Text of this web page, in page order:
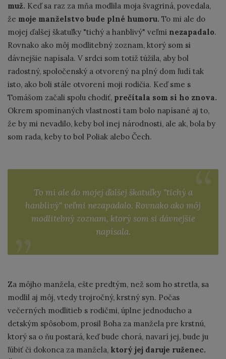
muž. Keď sa raz za mňa modlila moja švagriná, povedala,
že moje manželstvo bude plné humoru. To mi ale do
mojej ďalšej škatuľky "tichý a hanblivý" veľmi nezapadalo.
Rovnako ako môj modlitebný zoznam, ktorý som si
dávnejšie napísala. V srdci som totiž túžila, aby bol
radostný, spoločenský a otvorený na plný dom ľudí tak
isto, ako boli stále otvorení moji rodičia. Keď sme s
Tomášom začali spolu chodiť, prečítala som si ho znova.
Okrem spomínaných vlastností tam bolo napísané aj to,
že by mi nevadilo, keby bol inej národnosti, ale ak, bola by
som rada, keby to bol Poliak alebo Čech.
To mi ale do mojej ďalšej škatuľky "tichý a
hanblivý" veľmi nezapadalo. Rovnako ako môj
modlitebný zoznam, ktorý som si dávnejšie
napísala.
Za môjho manžela, ešte predtým, než som ho stretla, sa
modlil aj môj, vtedy trojročný, krstný syn. Počas
večerných modlitieb s rodičmi, úplne jednoducho a
detským spôsobom, prosil Boha za manžela pre krstnú,
ktorý sa o ňu postará, keď bude chorá, navarí jej, bude ju
ľúbiť či dokonca za manžela, ktorý jej daruje ruženec.